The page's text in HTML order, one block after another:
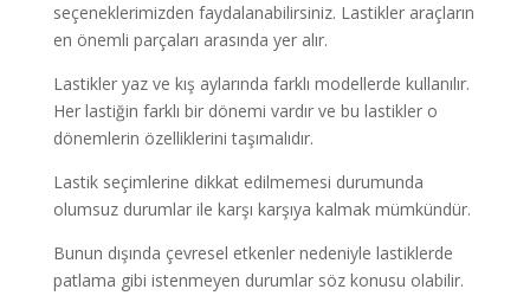
seçeneklerimizden faydalanabilirsiniz. Lastikler araçların
en önemli parçaları arasında yer alır.
Lastikler yaz ve kış aylarında farklı modellerde kullanılır.
Her lastiğin farklı bir dönemi vardır ve bu lastikler o
dönemlerin özelliklerini taşımalıdır.
Lastik seçimlerine dikkat edilmemesi durumunda
olumsuz durumlar ile karşı karşıya kalmak mümkündür.
Bunun dışında çevresel etkenler nedeniyle lastiklerde
patlama gibi istenmeyen durumlar söz konusu olabilir.